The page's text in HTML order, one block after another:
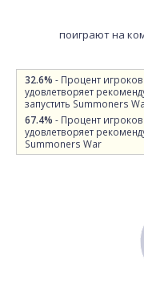
поиграют на
32.6% - Процент
удовлетворяет
запустить Summoners
67.4% - Процент
удовлетворяет
Summoners War